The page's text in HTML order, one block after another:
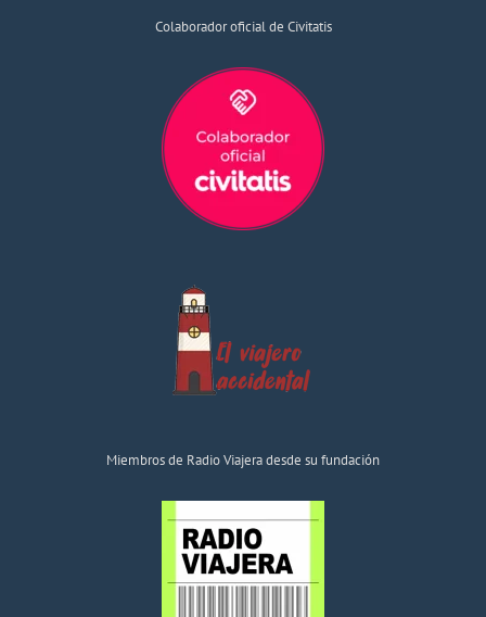
Colaborador oficial de Civitatis
Miembros de Radio Viajera desde su fundación